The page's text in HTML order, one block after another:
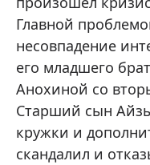
Главной
несовпадение
его младшего
Анохиной со
Старший сын
кружки и
скандалил и